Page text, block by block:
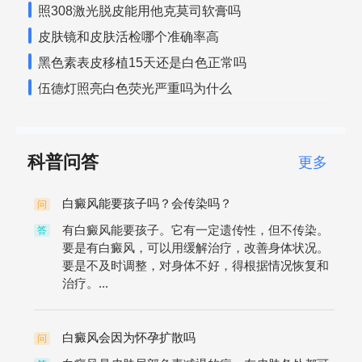
照308激光脱皮能用他克莫司软膏吗
皮肤镜和皮肤活检哪个准确率高
黑色素表皮移植15天还是白色正常吗
伍德灯照亮白色荧光严重吗为什么
科普问答 更多
问 白癜风能要孩子吗？会传染吗？
答
有白癜风能要孩子。它有一定遗传性，但不传染。
要是有白癜风，可以用缓解治疗，改善身体状况。
要是不及时调整，对身体不好，得根据情况恢复和
治疗。...
问 白癜风会因为怀孕扩散吗